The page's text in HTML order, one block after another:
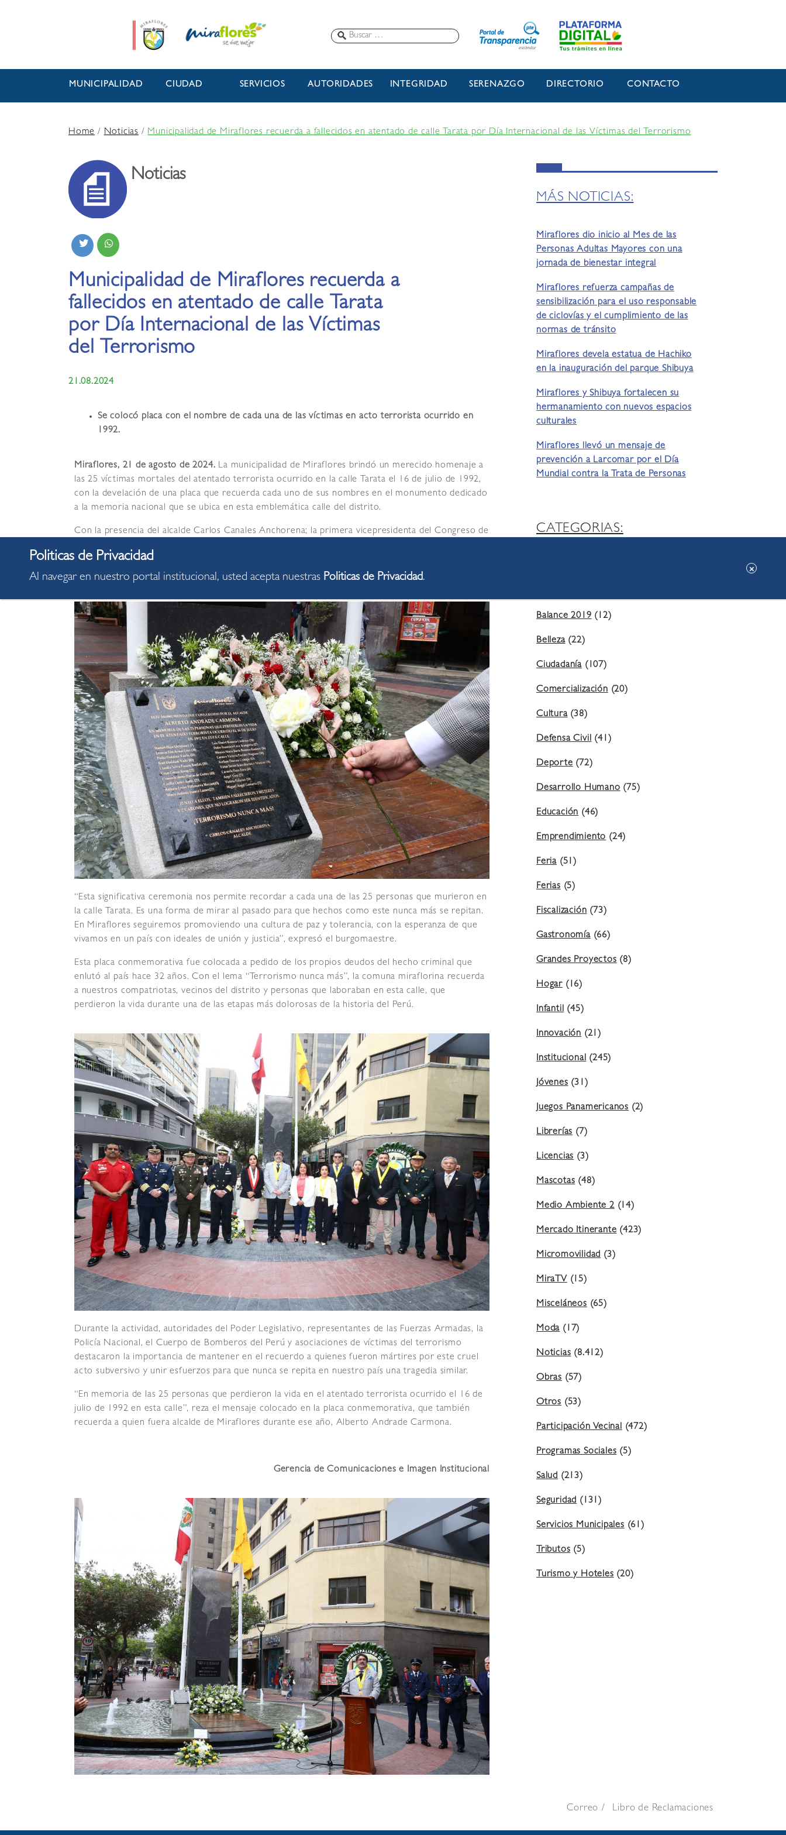
MUNICIPALIDAD CIUDAD SERVICIOS AUTORIDADES INTEGRIDAD SERENAZGO DIRECTORIO CONTACTO
Home/Noticias /Municipalidad de Miraflores recuerda a fallecidos en atentado de calle Tarata por Día Internacional de las Víctimas del Terrorismo
Noticias
Municipalidad de Miraflores recuerda a
fallecidos en atentado de calle Tarata
por Día Internacional de las Víctimas
del Terrorismo
21.08.2024
Se colocó placa con el nombre de cada una de las víctimas en acto terrorista ocurrido en
1992.
Miraflores, 21 de agosto de 2024. La municipalidad de Miraflores brindó un merecido homenaje a
las 25 víctimas mortales del atentado terrorista ocurrido en la calle Tarata el 16 de julio de 1992,
con la develación de una placa que recuerda cada uno de sus nombres en el monumento dedicado
a la memoria nacional que se ubica en esta emblemática calle del distrito.
Con la presencia del alcalde Carlos Canales Anchorena; la primera vicepresidenta del Congreso de
(exmiembro del GEIN), la comuna miraflorina realizó este acto oficial como parte del Día
Internacional de Conmemoración y Homenaje a las Víctimas del Terrorismo.
“Esta significativa ceremonia nos permite recordar a cada una de las 25 personas que murieron en
la calle Tarata. Es una forma de mirar al pasado para que hechos como este nunca más se repitan.
En Miraflores seguiremos promoviendo una cultura de paz y tolerancia, con la esperanza de que
vivamos en un país con ideales de unión y justicia”, expresó el burgomaestre.
Esta placa conmemorativa fue colocada a pedido de los propios deudos del hecho criminal que
enlutó al país hace 32 años. Con el lema “Terrorismo nunca más”, la comuna miraflorina recuerda
a nuestros compatriotas, vecinos del distrito y personas que laboraban en esta calle, que
perdieron la vida durante una de las etapas más dolorosas de la historia del Perú.
Durante la actividad, autoridades del Poder Legislativo, representantes de las Fuerzas Armadas, la
Policía Nacional, el Cuerpo de Bomberos del Perú y asociaciones de víctimas del terrorismo
destacaron la importancia de mantener en el recuerdo a quienes fueron mártires por este cruel
acto subversivo y unir esfuerzos para que nunca se repita en nuestro país una tragedia similar.
“En memoria de las 25 personas que perdieron la vida en el atentado terrorista ocurrido el 16 de
julio de 1992 en esta calle”, reza el mensaje colocado en la placa conmemorativa, que también
recuerda a quien fuera alcalde de Miraflores durante ese año, Alberto Andrade Carmona.
Gerencia de Comunicaciones e Imagen Institucional
MÁS NOTICIAS:
Miraflores dio inicio al Mes de las
Personas Adultas Mayores con una
jornada de bienestar integral
Miraflores refuerza campañas de
sensibilización para el uso responsable
de ciclovías y el cumplimiento de las
normas de tránsito
Miraflores devela estatua de Hachiko
en la inauguración del parque Shibuya
Miraflores y Shibuya fortalecen su
hermanamiento con nuevos espacios
culturales
Miraflores llevó un mensaje de
prevención a Larcomar por el Día
Mundial contra la Trata de Personas
CATEGORIAS:
Balance 2019(12)
Belleza(22)
Ciudadanía (107)
Comercialización(20)
Cultura(38)
Defensa Civil(41)
Deporte(72)
Desarrollo Humano(75)
Educación(46)
Emprendimiento(24)
Feria (51)
Ferias(5)
Fiscalización(73)
Gastronomía(66)
Grandes Proyectos(8)
Hogar (16)
Infantil(45)
Innovación (21)
Institucional(245)
Jóvenes(31)
Juegos Panamericanos (2)
Librerías(7)
Licencias(3)
Mascotas(48)
Medio Ambiente 2(14)
Mercado Itinerante(423)
Micromovilidad(3)
MiraTV(15)
Misceláneos(65)
Moda(17)
Noticias(8.412)
Obras (57)
Otros (53)
Participación Vecinal(472)
Programas Sociales(5)
Salud (213)
Seguridad(131)
Servicios Municipales(61)
Tributos(5)
Turismo y Hoteles(20)
Correo Libro de Reclamaciones
Al navegar en nuestro portal institucional, usted acepta nuestras Politicas de Privacidad.